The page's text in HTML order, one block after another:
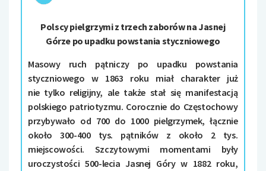
Polscy pielgrzymi z trzech zaborów na Jasnej
Górze po upadku powstania styczniowego
Masowy ruch pątniczy po upadku powstania
styczniowego w 1863 roku miał charakter już
nie tylko religijny, ale także stał się manifestacją
polskiego patriotyzmu. Corocznie do Częstochowy
przybywało od 700 do 1000 pielgrzymek, łącznie
około 300-400 tys. pątników z około 2 tys.
miejscowości. Szczytowymi momentami były
uroczystości 500-lecia Jasnej Góry w 1882 roku,